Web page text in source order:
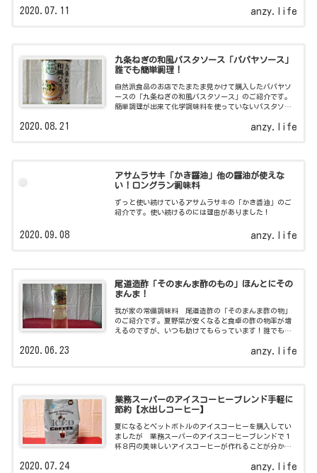
anzy.life
2020.07.11
九条ねぎの和風パスタソース「パパヤソース」
誰でも簡単調理！
自然派食品のお店でたまたま見かけて購入したパパヤソ
ースの「九条ねぎの和風パスタソース」のご紹介です。
簡単調理が出来て化学調味料を使っていないパスタソー
anzy.life
2020.08.21
アサムラサキ「かき醤油」他の醤油が使えな
い！ロングラン調味料
ずっと使い続けているアサムラサキの「かき醬油」のご
紹介です。使い続けるのには理由がありました！
anzy.life
2020.09.08
尾道造酢「そのまんま酢のもの」ほんとにその
まんま！
我が家の常備調味料 尾道造酢の「そのまんま酢の物」
のご紹介です。夏野菜が安くなると食卓の酢の物率が増
えるのですが、いつも助けてもらっています！誰でも簡
anzy.life
2020.06.23
業務スーパーのアイスコーヒーブレンド手軽に
節約【水出しコーヒー】
夏になるとペットボトルのアイスコーヒーを購入してい
ましたが 業務スーパーのアイスコーヒーブレンドで１
杯８円の美味しいアイスコーヒーが作れることが分かり
anzy.life
2020.07.24